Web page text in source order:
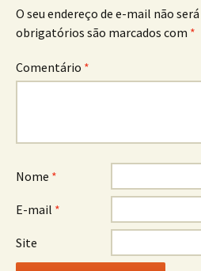
O seu endereço de e-mail não
obrigatórios são marcados com *
Comentário *
Nome *
E-mail *
Site